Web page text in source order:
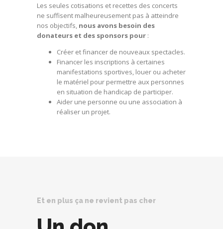
Les seules cotisations et recettes des concerts
ne suffisent malheureusement pas à atteindre
nos objectifs, nous avons besoin des
donateurs et des sponsors pour :
Créer et financer de nouveaux spectacles.
Financer les inscriptions à certaines
manifestations sportives, louer ou acheter
le matériel pour permettre aux personnes
en situation de handicap de participer.
Aider une personne ou une association à
réaliser un projet.
Et en plus ça ne revient pas cher